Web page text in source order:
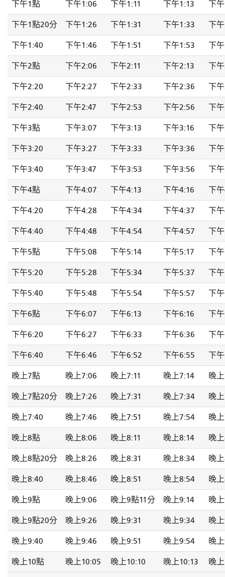
下午1點 下午1:06 下午1:11 下午1:13 下
下午1點20分 下午1:26 下午1:31 下午1:33 下
下午1:40 下午1:46 下午1:51 下午1:53 下
下午2點 下午2:06 下午2:11 下午2:13 下
下午2:20 下午2:27 下午2:33 下午2:36 下
下午2:40 下午2:47 下午2:53 下午2:56 下
下午3點 下午3:07 下午3:13 下午3:16 下
下午3:20 下午3:27 下午3:33 下午3:36 下
下午3:40 下午3:47 下午3:53 下午3:56 下
下午4點 下午4:07 下午4:13 下午4:16 下
下午4:20 下午4:28 下午4:34 下午4:37 下
下午4:40 下午4:48 下午4:54 下午4:57 下
下午5點 下午5:08 下午5:14 下午5:17 下
下午5:20 下午5:28 下午5:34 下午5:37 下
下午5:40 下午5:48 下午5:54 下午5:57 下
下午6點 下午6:07 下午6:13 下午6:16 下
下午6:20 下午6:27 下午6:33 下午6:36 下
下午6:40 下午6:46 下午6:52 下午6:55 下
晚上7點 晚上7:06 晚上7:11 晚上7:14 晚
晚上7點20分 晚上7:26 晚上7:31 晚上7:34 晚
晚上7:40 晚上7:46 晚上7:51 晚上7:54 晚
晚上8點 晚上8:06 晚上8:11 晚上8:14 晚
晚上8點20分 晚上8:26 晚上8:31 晚上8:34 晚
晚上8:40 晚上8:46 晚上8:51 晚上8:54 晚
晚上9點 晚上9:06 晚上9點11分 晚上9:14 晚
晚上9點20分 晚上9:26 晚上9:31 晚上9:34 晚
晚上9:40 晚上9:46 晚上9:51 晚上9:54 晚
晚上10點 晚上10:05 晚上10:10 晚上10:13 晚